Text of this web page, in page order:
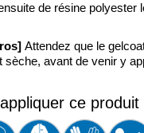
de résine
Attendez que le
sèche, avant de venir y
ce